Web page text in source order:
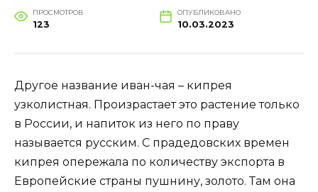
ПРОСМОТРОВ
123
ОПУБЛИКОВАНО
10.03.2023
Другое название иван-чая – кипрея
узколистная. Произрастает это растение только
в России, и напиток из него по праву
называется русским. С прадедовских времен
кипрея опережала по количеству экспорта в
Европейские страны пушнину, золото. Там она